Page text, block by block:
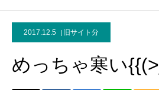
2017.12.5 旧サイト分
めっちゃ寒い